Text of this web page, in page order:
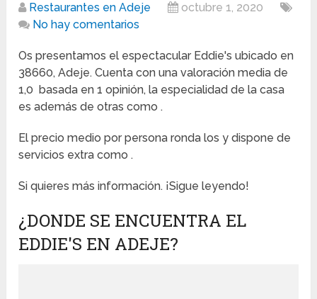
Restaurantes en Adeje
octubre 1, 2020
No hay comentarios
Os presentamos el espectacular Eddie's ubicado en
38660, Adeje. Cuenta con una valoración media de
1,0 basada en 1 opinión, la especialidad de la casa
es además de otras como .
El precio medio por persona ronda los y dispone de
servicios extra como .
Si quieres más información. ¡Sigue leyendo!
¿DONDE SE ENCUENTRA EL
EDDIE'S EN ADEJE?